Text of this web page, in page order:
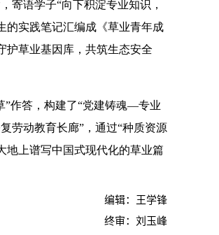
寄语学子“向下积淀专业知识，
的实践笔记汇编成《草业青年成
护草业基因库，共筑生态安全
”作答，构建了“党建铸魂—专业
劳动教育长廊”，通过“种质资源
上谱写中国式现代化的草业篇
编辑：王学锋
终审：刘玉峰